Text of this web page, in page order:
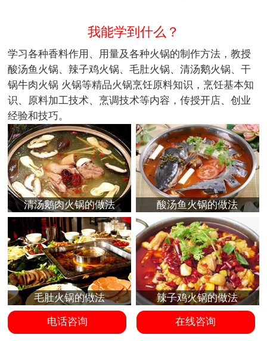
我能学到什么？
学习各种香料作用、用量及各种火锅的制作方法，教授
酸汤鱼火锅、辣子鸡火锅、毛肚火锅、清汤鹅火锅、干
锅牛肉火锅 火锅等精品火锅烹饪原料知识，烹饪基本知
识、原料加工技术、烹调技术等内容，传授开店、创业
经验和技巧。
清汤鹅肉火锅的做法 酸汤鱼火锅的做法
毛肚火锅的做法 辣子鸡火锅的做法
电话咨询 在线咨询